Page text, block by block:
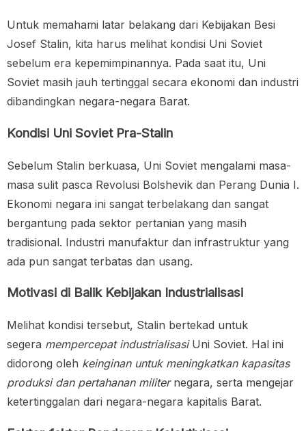
Untuk memahami latar belakang dari Kebijakan Besi
Josef Stalin, kita harus melihat kondisi Uni Soviet
sebelum era kepemimpinannya. Pada saat itu, Uni
Soviet masih jauh tertinggal secara ekonomi dan industri
dibandingkan negara-negara Barat.
Kondisi Uni Soviet Pra-Stalin
Sebelum Stalin berkuasa, Uni Soviet mengalami masa-
masa sulit pasca Revolusi Bolshevik dan Perang Dunia I.
Ekonomi negara ini sangat terbelakang dan sangat
bergantung pada sektor pertanian yang masih
tradisional. Industri manufaktur dan infrastruktur yang
ada pun sangat terbatas dan usang.
Motivasi di Balik Kebijakan Industrialisasi
Melihat kondisi tersebut, Stalin bertekad untuk
segera mempercepat industrialisasiUni Soviet. Hal ini
didorong oleh keinginan untuk meningkatkan kapasitas
produksi dan pertahanan militernegara, serta mengejar
ketertinggalan dari negara-negara kapitalis Barat.